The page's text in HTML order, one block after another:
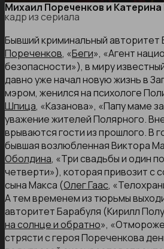
Михаил Пореченков и
кадр из сериала
Бывший криминальный авторитет
Пореченков, «Беги», «Агент
безопасности»), в миру
давно уже начал новую жизнь в
мэром, женился на психологе
Шпица, «Казанова», «Папу маме
уважение жителей Полярного.
врываются гости из прошлого. В
бывшая возлюбленная Виктора
Оболдина, «Три свадьбы и один
четверти»), которая привозит с
сына Макса (Олег Гаас,
А тем временем из тюрьмы
авторитет Барабуля (Кирилл
на солнце и обратно»,
стрясти с героя Пореченкова